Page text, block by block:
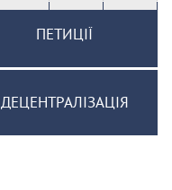
ПЕТИЦІЇ
ДЕЦЕНТРАЛІЗАЦІЯ